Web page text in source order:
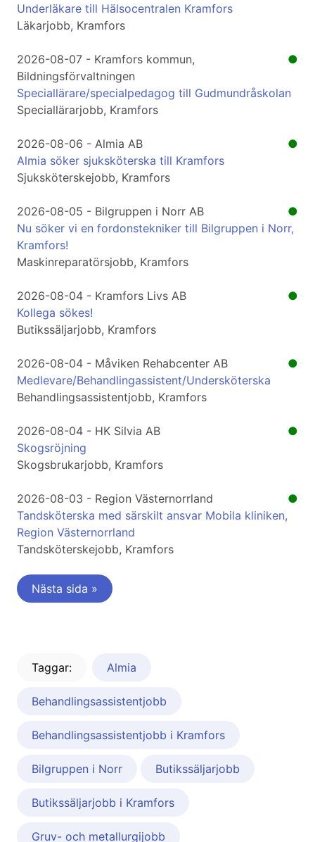
Underläkare till Hälsocentralen Kramfors
Läkarjobb, Kramfors
●
2026-08-07 - Kramfors kommun,
Bildningsförvaltningen
Speciallärare/specialpedagog till Gudmundråskolan
Speciallärarjobb, Kramfors
●
2026-08-06 - Almia AB
Almia söker sjuksköterska till Kramfors
Sjuksköterskejobb, Kramfors
●
2026-08-05 - Bilgruppen i Norr AB
Nu söker vi en fordonstekniker till Bilgruppen i Norr,
Kramfors!
Maskinreparatörsjobb, Kramfors
●
2026-08-04 - Kramfors Livs AB
Kollega sökes!
Butikssäljarjobb, Kramfors
●
2026-08-04 - Måviken Rehabcenter AB
Medlevare/Behandlingassistent/Undersköterska
Behandlingsassistentjobb, Kramfors
●
2026-08-04 - HK Silvia AB
Skogsröjning
Skogsbrukarjobb, Kramfors
●
2026-08-03 - Region Västernorrland
Tandsköterska med särskilt ansvar Mobila kliniken,
Region Västernorrland
Tandsköterskejobb, Kramfors
Nästa sida »
Taggar: Almia
Behandlingsassistentjobb
Behandlingsassistentjobb i Kramfors
Bilgruppen i Norr Butikssäljarjobb
Butikssäljarjobb i Kramfors
Gruv- och metallurgijobb